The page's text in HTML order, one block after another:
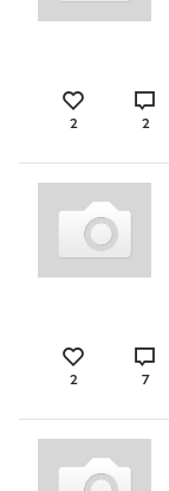
2 2
2 7